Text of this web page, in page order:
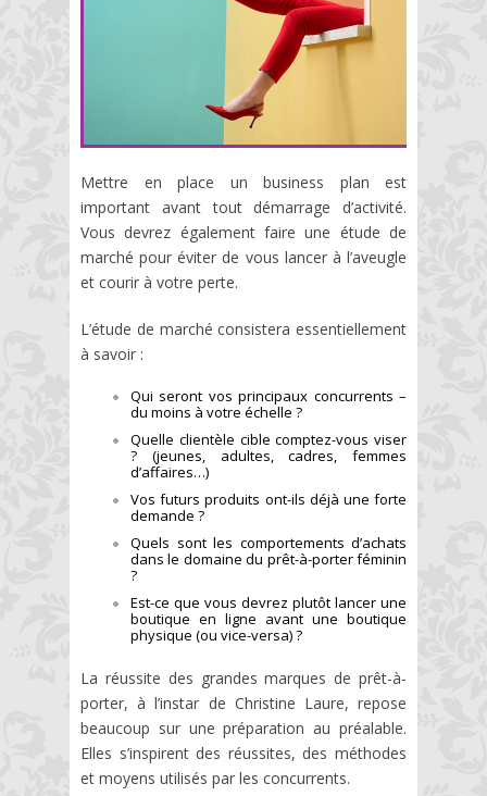
Mettre en place un business plan est
important avant tout démarrage d’activité.
Vous devrez également faire une étude de
marché pour éviter de vous lancer à l’aveugle
et courir à votre perte.
L’étude de marché consistera essentiellement
à savoir :
Qui seront vos principaux concurrents –
du moins à votre échelle ?
Quelle clientèle cible comptez-vous viser
? (jeunes, adultes, cadres, femmes
d’affaires…)
Vos futurs produits ont-ils déjà une forte
demande ?
Quels sont les comportements d’achats
dans le domaine du prêt-à-porter féminin
?
Est-ce que vous devrez plutôt lancer une
boutique en ligne avant une boutique
physique (ou vice-versa) ?
La réussite des grandes marques de prêt-à-
porter, à l’instar de Christine Laure, repose
beaucoup sur une préparation au préalable.
Elles s’inspirent des réussites, des méthodes
et moyens utilisés par les concurrents.